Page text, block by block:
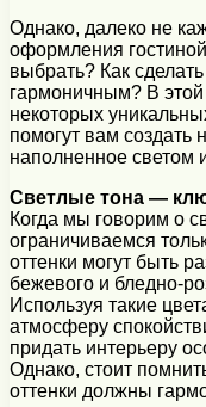
Однако, далеко не
оформления
выбрать? Как
гармоничным? В
некоторых
помогут вам создать
наполненное светом
Светлые тона —
Когда мы говорим о
ограничиваемся
оттенки могут быть
бежевого и бледно-
Используя такие
атмосферу
придать интерьеру
Однако, стоит
оттенки должны